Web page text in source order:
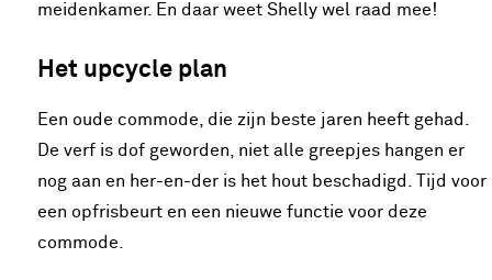
meidenkamer. En daar weet Shelly wel raad mee!
Het upcycle plan
Een oude commode, die zijn beste jaren heeft gehad.
De verf is dof geworden, niet alle greepjes hangen er
nog aan en her-en-der is het hout beschadigd. Tijd voor
een opfrisbeurt en een nieuwe functie voor deze
commode.